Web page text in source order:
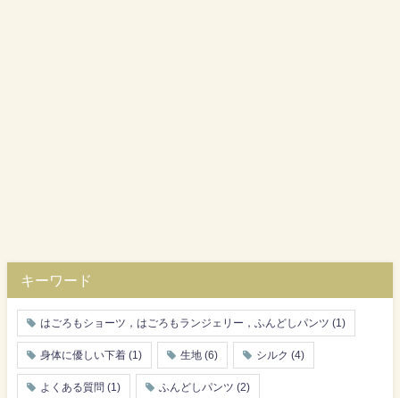
キーワード
はごろもショーツ，はごろもランジェリー，ふんどしパンツ (1)
身体に優しい下着 (1) 生地 (6) シルク (4)
よくある質問 (1) ふんどしパンツ (2)